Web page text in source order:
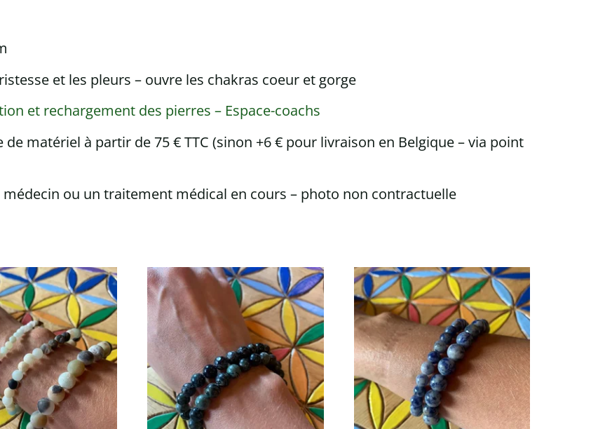
et les pleurs – ouvre les chakras coeur et gorge
et rechargement des pierres – Espace-coachs
matériel à partir de 75 € TTC (sinon +6 € pour livraison en Belgique – via point
médecin ou un traitement médical en cours – photo non contractuelle